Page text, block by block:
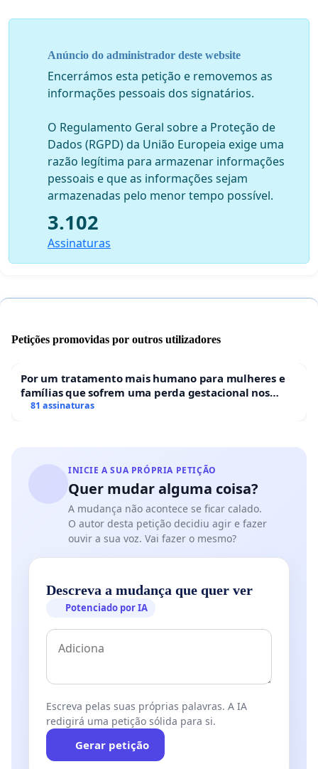
Anúncio do administrador deste website
Encerrámos esta petição e removemos as
informações pessoais dos signatários.
O Regulamento Geral sobre a Proteção de
Dados (RGPD) da União Europeia exige uma
razão legítima para armazenar informações
pessoais e que as informações sejam
armazenadas pelo menor tempo possível.
3.102
Assinaturas
Petições promovidas por outros utilizadores
Por um tratamento mais humano para mulheres e
famílias que sofrem uma perda gestacional nos
hospitais portugueses
81 assinaturas
INICIE A SUA PRÓPRIA PETIÇÃO
Quer mudar alguma coisa?
A mudança não acontece se ficar calado.
O autor desta petição decidiu agir e fazer
ouvir a sua voz. Vai fazer o mesmo?
Descreva a mudança que quer ver
Potenciado por IA
Escreva pelas suas próprias palavras. A IA
redigirá uma petição sólida para si.
Gerar petição